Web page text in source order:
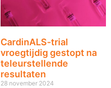
CardinALS-trial
vroegtijdig gestopt na
teleurstellende
resultaten
28 november 2024